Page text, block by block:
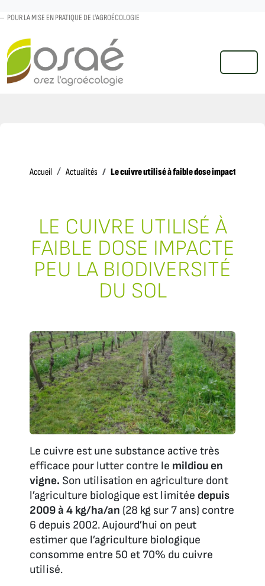
POUR LA MISE EN PRATIQUE DE L'AGROÉCOLOGIE
MENU
Accueil AccueilActualités Le cuivre utilisé à faible dose impacte peu
LE CUIVRE UTILISÉ À
FAIBLE DOSE IMPACTE
PEU LA BIODIVERSITÉ
DU SOL
Le cuivre est une substance active très
efficace pour lutter contre le mildiou en
vigne. Son utilisation en agriculture dont
l’agriculture biologique est limitée depuis
2009 à 4 kg/ha/an (28 kg sur 7 ans) contre
6 depuis 2002. Aujourd’hui on peut
estimer que l’agriculture biologique
consomme entre 50 et 70% du cuivre
utilisé.